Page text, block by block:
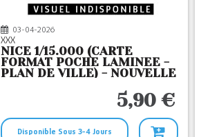
03-04-2026
XXX
NICE 1/15.000 (CARTE
FORMAT POCHE LAMINEE -
PLAN DE VILLE) - NOUVELLE
5,90 €
Disponible Sous 3-4 Jours